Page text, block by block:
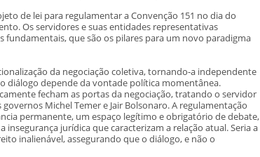
de lei para regulamentar a Convenção 151 no dia do
Os servidores e suas entidades representativas
que são os pilares para um novo paradigma
da negociação coletiva, tornando-a independente
diálogo depende da vontade política momentânea.
fecham as portas da negociação, tratando o servidor
Michel Temer e Jair Bolsonaro. A regulamentação
permanente, um espaço legítimo e obrigatório de debate,
jurídica que caracterizam a relação atual. Seria a
inalienável, assegurando que o diálogo, e não o